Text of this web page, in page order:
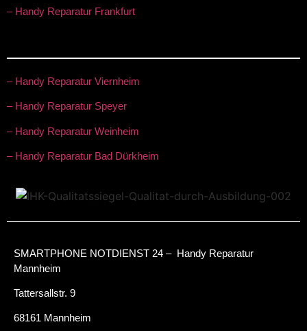
– Handy Reparatur Frankfurt
– Handy Reparatur Viernheim
– Handy Reparatur Speyer
– Handy Reparatur Weinheim
– Handy Reparatur Bad Dürkheim
SMARTPHONE NOTDIENST 24 – Handy Reparatur
Mannheim
Tattersallstr. 9
68161 Mannheim